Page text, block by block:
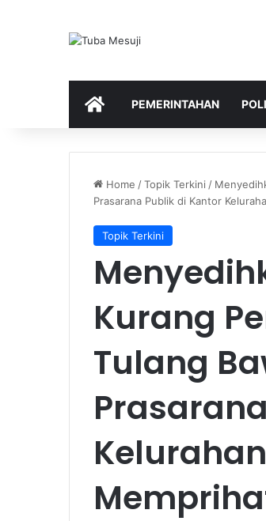
HOMEPEMERINTAHAN
Home /Topik Terkini /
Prasarana Publik di Kantor
Topik Terkini
Kurang
Tulang